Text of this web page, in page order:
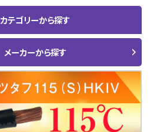
カテゴリーから探す
メーカーから探す